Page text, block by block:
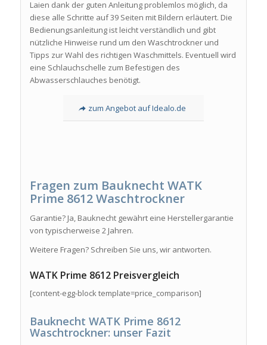
Laien dank der guten Anleitung problemlos möglich, da
diese alle Schritte auf 39 Seiten mit Bildern erläutert. Die
Bedienungsanleitung ist leicht verständlich und gibt
nützliche Hinweise rund um den Waschtrockner und
Tipps zur Wahl des richtigen Waschmittels. Eventuell wird
eine Schlauchschelle zum Befestigen des
Abwasserschlauches benötigt.
zum Angebot auf Idealo.de
Fragen zum Bauknecht WATK
Prime 8612 Waschtrockner
Garantie? Ja, Bauknecht gewährt eine Herstellergarantie
von typischerweise 2 Jahren.
Weitere Fragen? Schreiben Sie uns, wir antworten.
WATK Prime 8612 Preisvergleich
[content-egg-block template=price_comparison]
Bauknecht WATK Prime 8612
Waschtrockner: unser Fazit